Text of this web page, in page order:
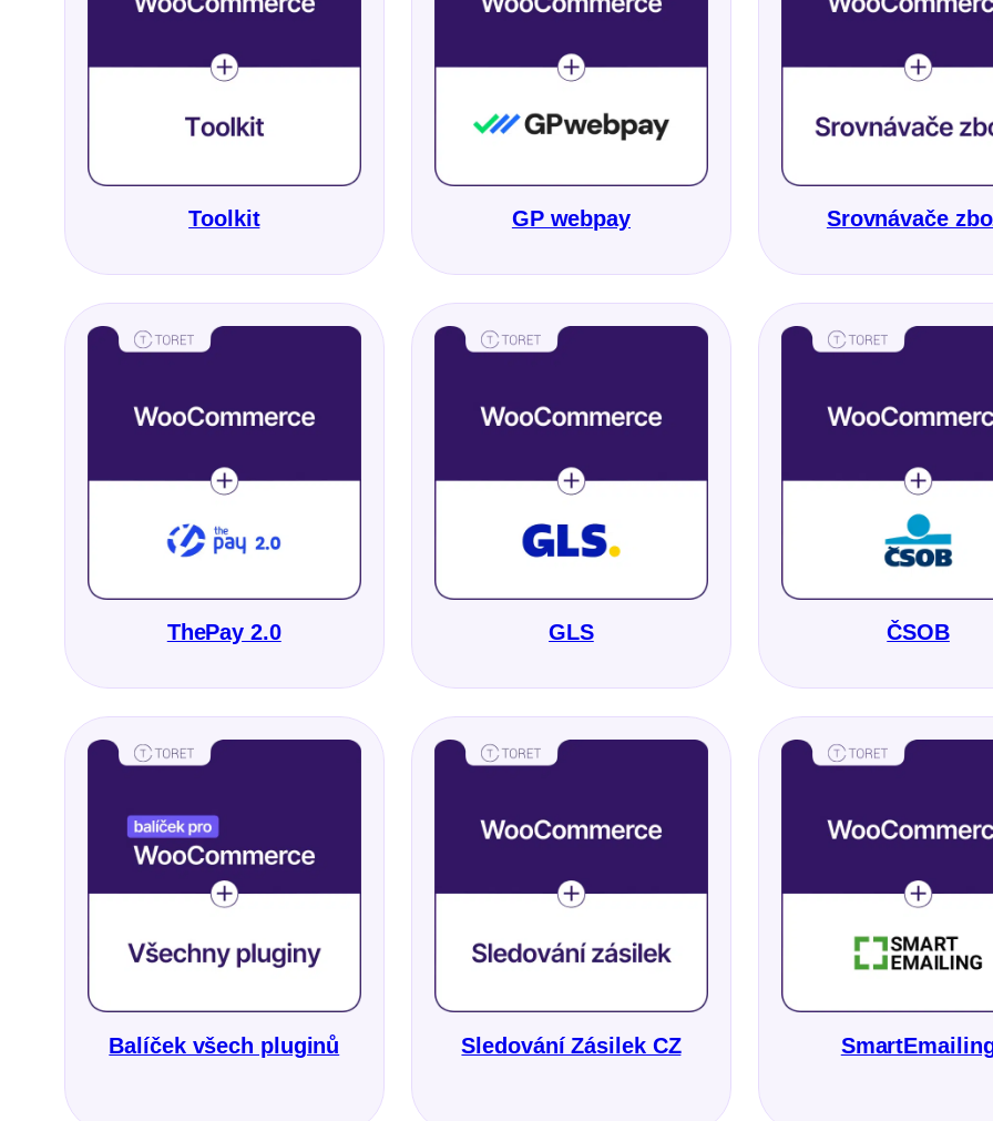
Toolkit GP webpay Srovnávače
ThePay 2.0 GLS ČSOB
Balíček všech pluginů Sledování Zásilek CZ